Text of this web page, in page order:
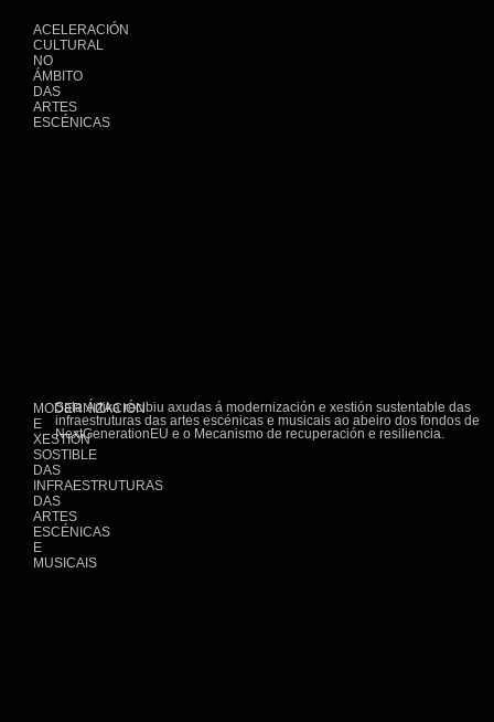
ACELERACIÓN
CULTURAL
NO
ÁMBITO
DAS
ARTES
ESCÉNICAS
MODERNIZACIÓN
E
XESTIÓN
SOSTIBLE
DAS
INFRAESTRUTURAS
DAS
ARTES
ESCÉNICAS
E
MUSICAIS
Sala Ártika recibiu axudas á modernización e xestión sustentable das
infraestruturas das artes escénicas e musicais ao abeiro dos fondos de
NextGenerationEU e o Mecanismo de recuperación e resiliencia.